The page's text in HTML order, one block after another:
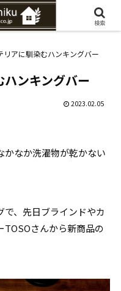
ナチュラルな家づくりをご提案
リアに馴染むハンキングバー
ンキングバー
2023.02.05
かなか洗濯物が乾かない
、先日ブラインドやカ
TOSOさんから新商品の
検索